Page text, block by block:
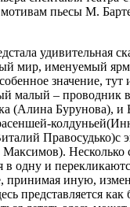
пьесы М.
удивительная
мир, именуемый
значение,
малый – проводник
(Алина Бурунова), и
Правосудько)с
Несколько
в одну и
принимая иную,
представляется